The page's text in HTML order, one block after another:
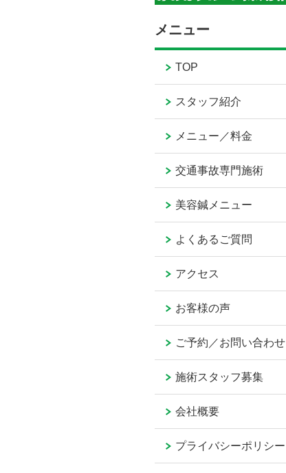
メニュー
TOP
スタッフ紹介
メニュー／料金
交通事故専門施術
美容鍼メニュー
よくあるご質問
アクセス
お客様の声
ご予約／お問い合わせ
施術スタッフ募集
会社概要
プライバシーポリシー